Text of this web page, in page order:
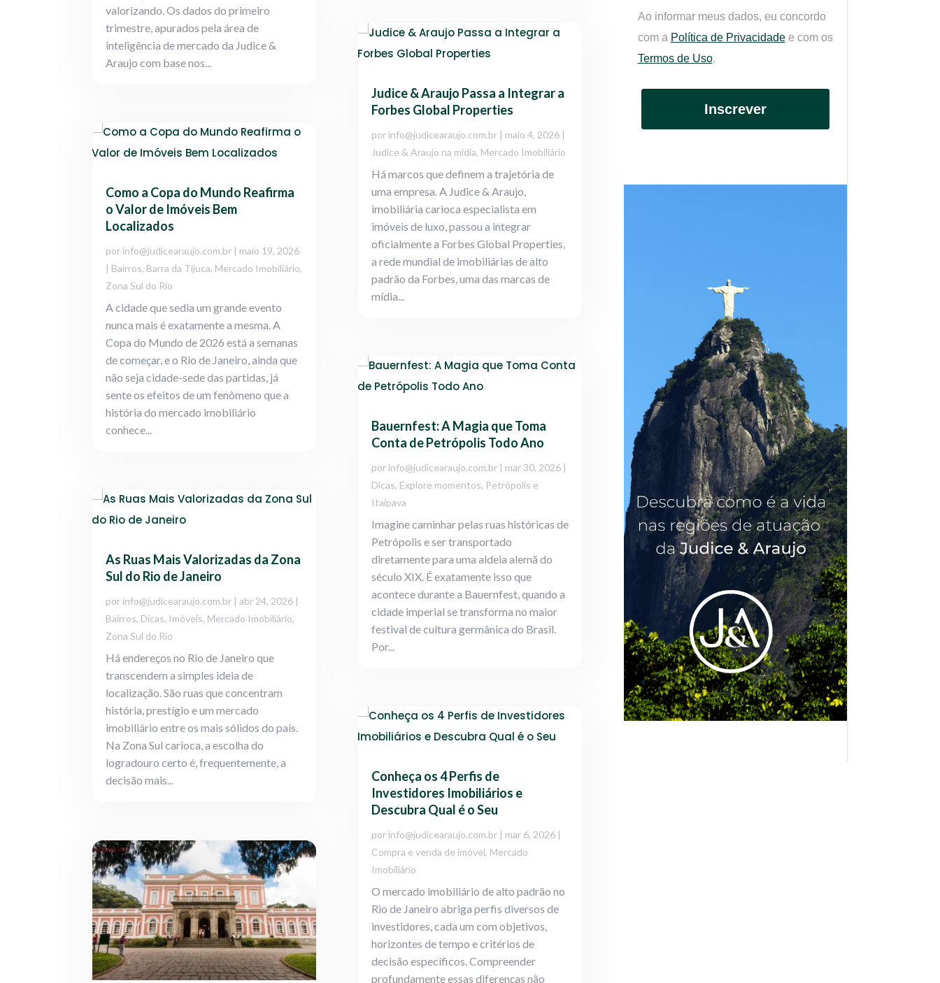
valorizando. Os dados do primeiro
trimestre, apurados pela área de
inteligência de mercado da Judice &
Araujo com base nos...
Como a Copa do Mundo Reafirma
o Valor de Imóveis Bem
Localizados
por info@judicearaujo.com.br | maio 19, 2026
| Bairros, Barra da Tijuca, Mercado Imobiliário,
Zona Sul do Rio
A cidade que sedia um grande evento
nunca mais é exatamente a mesma. A
Copa do Mundo de 2026 está a semanas
de começar, e o Rio de Janeiro, ainda que
não seja cidade-sede das partidas, já
sente os efeitos de um fenômeno que a
história do mercado imobiliário
conhece...
As Ruas Mais Valorizadas da Zona
Sul do Rio de Janeiro
por info@judicearaujo.com.br | abr 24, 2026 |
Bairros, Dicas, Imóveis, Mercado Imobiliário,
Zona Sul do Rio
Há endereços no Rio de Janeiro que
transcendem a simples ideia de
localização. São ruas que concentram
história, prestígio e um mercado
imobiliário entre os mais sólidos do país.
Na Zona Sul carioca, a escolha do
logradouro certo é, frequentemente, a
decisão mais...
Judice & Araujo Passa a Integrar a
Forbes Global Properties
por info@judicearaujo.com.br| maio 4, 2026|
Judice & Araujo na mídia, Mercado Imobiliário
Há marcos que definem a trajetória de
uma empresa. A Judice & Araujo,
imobiliária carioca especialista em
imóveis de luxo, passou a integrar
oficialmente a Forbes Global Properties,
a rede mundial de imobiliárias de alto
padrão da Forbes, uma das marcas de
mídia...
Bauernfest: A Magia que Toma
Conta de Petrópolis Todo Ano
por info@judicearaujo.com.br| mar 30, 2026|
Dicas, Explore momentos, Petrópolis e
Itaipava
Imagine caminhar pelas ruas históricas de
Petrópolis e ser transportado
diretamente para uma aldeia alemã do
século XIX. É exatamente isso que
acontece durante a Bauernfest, quando a
cidade imperial se transforma no maior
festival de cultura germânica do Brasil.
Por...
Conheça os 4 Perfis de
Investidores Imobiliários e
Descubra Qual é o Seu
por info@judicearaujo.com.br| mar 6, 2026|
Compra e venda de imóvel, Mercado
Imobiliário
O mercado imobiliário de alto padrão no
Rio de Janeiro abriga perfis diversos de
investidores, cada um com objetivos,
horizontes de tempo e critérios de
decisão específicos. Compreender
profundamente essas diferenças não
Ao informar meus dados, eu concordo
com a Política de Privacidadee com os
Termos de Uso.
Inscrever